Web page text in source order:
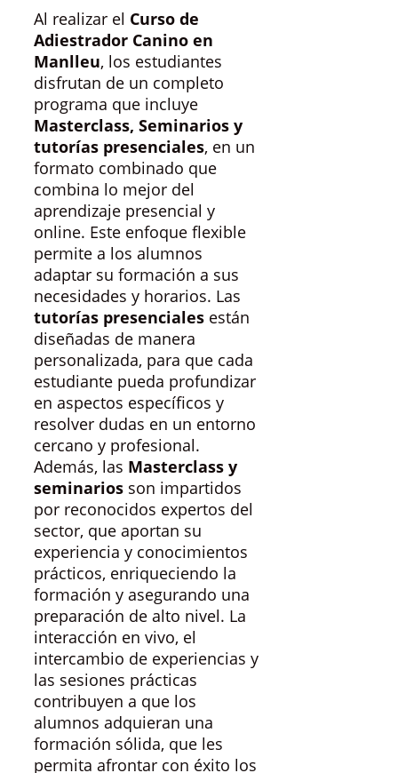
Al realizar el Curso de
Adiestrador Canino en
Manlleu, los estudiantes
disfrutan de un completo
programa que incluye
Masterclass, Seminarios y
tutorías presenciales, en un
formato combinado que
combina lo mejor del
aprendizaje presencial y
online. Este enfoque flexible
permite a los alumnos
adaptar su formación a sus
necesidades y horarios. Las
tutorías presenciales están
diseñadas de manera
personalizada, para que cada
estudiante pueda profundizar
en aspectos específicos y
resolver dudas en un entorno
cercano y profesional.
Además, las Masterclass y
seminarios son impartidos
por reconocidos expertos del
sector, que aportan su
experiencia y conocimientos
prácticos, enriqueciendo la
formación y asegurando una
preparación de alto nivel. La
interacción en vivo, el
intercambio de experiencias y
las sesiones prácticas
contribuyen a que los
alumnos adquieran una
formación sólida, que les
permita afrontar con éxito los